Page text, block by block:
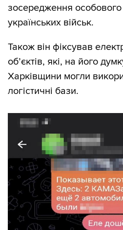
зосередження особового
українських військ.
Також він фіксував
об’єктів, які, на його
Харківщини могли
логістичні бази.